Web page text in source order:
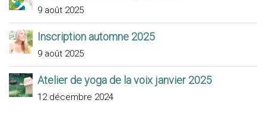
9 août 2025
Inscription automne 2025
9 août 2025
Atelier de yoga de la voix janvier 2025
12 décembre 2024